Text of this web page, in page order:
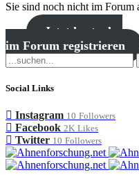
Sie sind noch nicht im Forum
Jetzt kostenlos
im Forum registrieren
Social Links
Instagram 10 Followers
Facebook 2K Likes
Twitter 10 Followers